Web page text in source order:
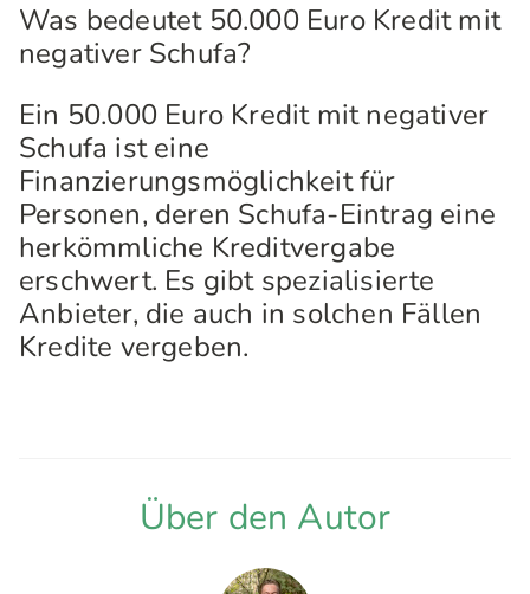
Was bedeutet 50.000 Euro Kredit mit
negativer Schufa?
Ein 50.000 Euro Kredit mit negativer
Schufa ist eine
Finanzierungsmöglichkeit für
Personen, deren Schufa-Eintrag eine
herkömmliche Kreditvergabe
erschwert. Es gibt spezialisierte
Anbieter, die auch in solchen Fällen
Kredite vergeben.
Über den Autor